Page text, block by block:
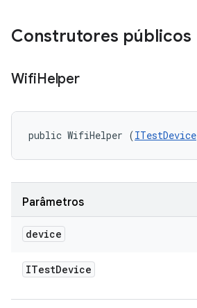
Construtores públicos
WifiHelper
public WifiHelper (ITestDevice
Parâmetros
device
ITestDevice